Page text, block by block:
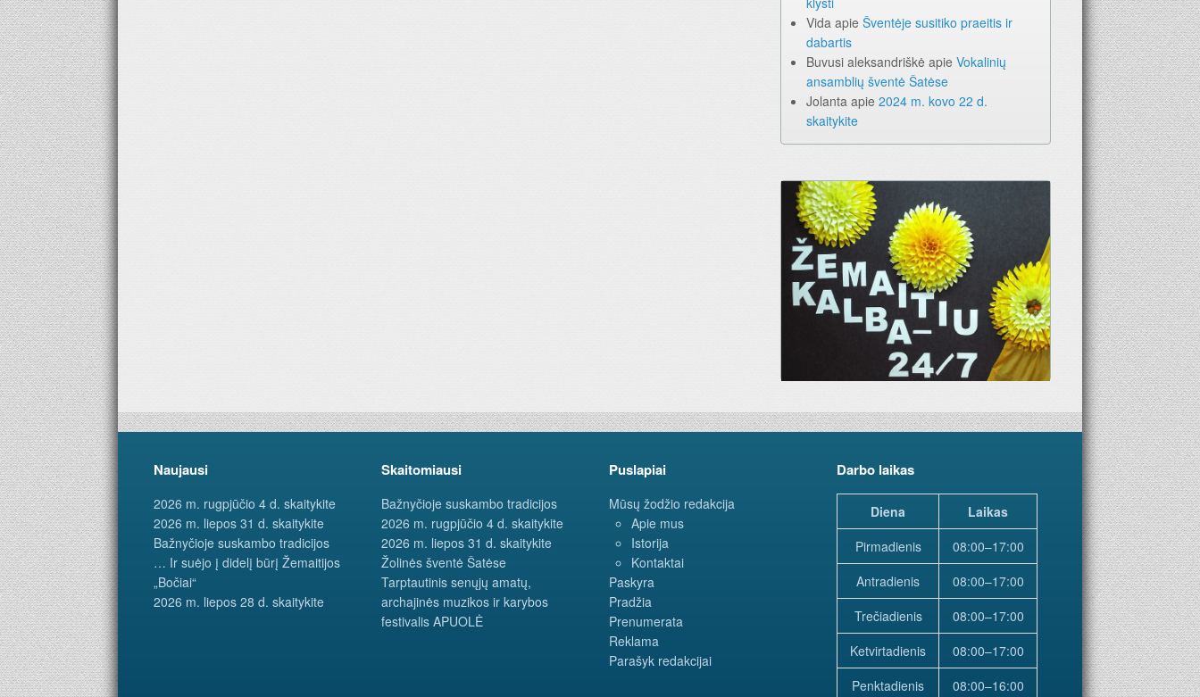
Vida apie Šventėje susitiko praeitis ir
dabartis
Buvusi aleksandriškė apie Vokalinių
ansamblių šventė Šatėse
Jolanta apie 2024 m. kovo 22 d.
skaitykite
Naujausi
2026 m. rugpjūčio 4 d. skaitykite
2026 m. liepos 31 d. skaitykite
Bažnyčioje suskambo tradicijos
… Ir suėjo į didelį būrį Žemaitijos
„Bočiai“
2026 m. liepos 28 d. skaitykite
Skaitomiausi
Bažnyčioje suskambo tradicijos
2026 m. rugpjūčio 4 d. skaitykite
2026 m. liepos 31 d. skaitykite
Žolinės šventė Šatėse
Tarptautinis senųjų amatų,
archajinės muzikos ir karybos
festivalis APUOLĖ
Puslapiai
Mūsų žodžio redakcija
Apie mus
Istorija
Kontaktai
Paskyra
Pradžia
Prenumerata
Reklama
Parašyk redakcijai
Darbo laikas
Diena
Laikas
Pirmadienis
08:00–17:00
Antradienis
08:00–17:00
Trečiadienis
08:00–17:00
Ketvirtadienis
08:00–17:00
Penktadienis
08:00–16:00